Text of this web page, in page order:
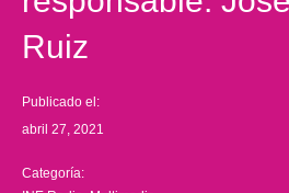
Ruiz
Publicado el:
abril 27, 2021
Categoría: